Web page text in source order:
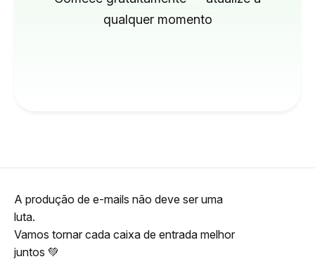
qualquer momento
A produção de e-mails não deve ser uma
luta.
Vamos tornar cada caixa de entrada melhor
juntos 💚